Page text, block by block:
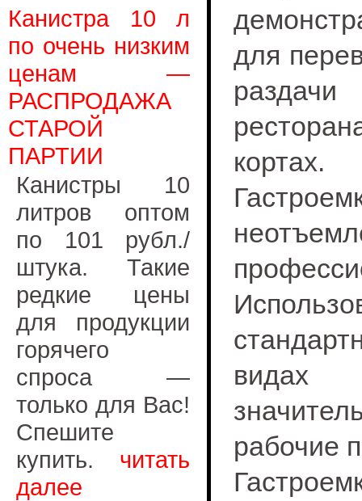
Канистра 10 л
по очень низким
ценам —
РАСПРОДАЖА
СТАРОЙ
ПАРТИИ
Канистры 10
литров оптом
по 101 рубл./
штука. Такие
редкие цены
для продукции
горячего
спроса —
только для Вас!
Спешите
купить. читать
далее
для
кортах.
видах
рабочие